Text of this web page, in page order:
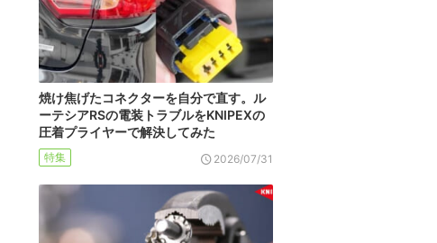
焼け焦げたコネクターを自分で直す。ル
ーテシアRSの電装トラブルをKNIPEXの
圧着プライヤーで解決してみた
特集 2026/07/31